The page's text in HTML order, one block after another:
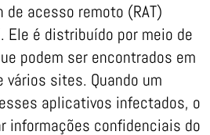
de acesso remoto (RAT)
Ele é distribuído por meio de
podem ser encontrados em
sites. Quando um
aplicativos infectados, o
informações confidenciais do